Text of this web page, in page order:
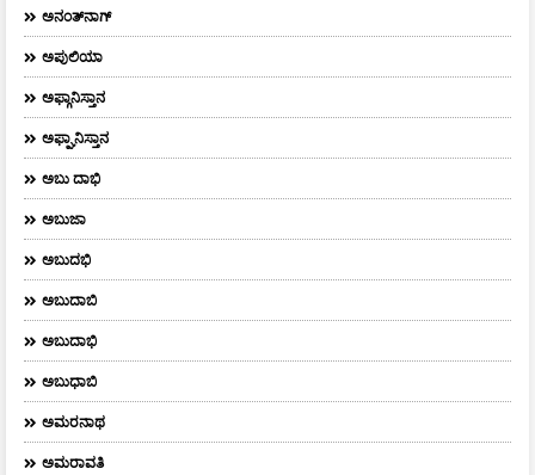
ಅನಂತ್‌ನಾಗ್‌
ಅಪುಲಿಯಾ
ಅಫ್ಗಾನಿಸ್ತಾನ
ಅಫ್ಘಾನಿಸ್ತಾನ
ಅಬು ದಾಭಿ
ಅಬುಜಾ
ಅಬುದಭಿ
ಅಬುದಾಬಿ
ಅಬುದಾಭಿ
ಅಬುಧಾಬಿ
ಅಮರನಾಥ
ಅಮರಾವತಿ